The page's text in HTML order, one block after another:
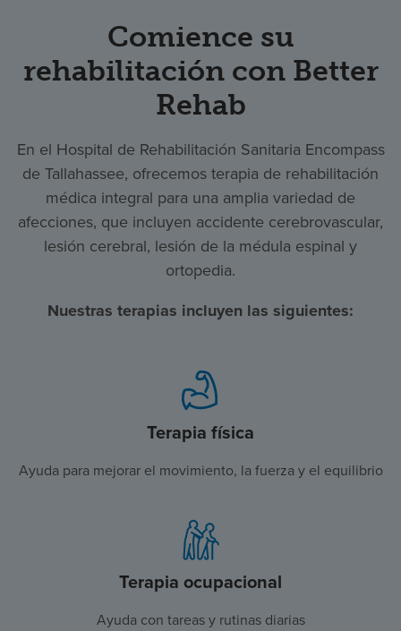
Comience su
rehabilitación con Better
Rehab
En el Hospital de Rehabilitación Sanitaria Encompass
de Tallahassee, ofrecemos terapia de rehabilitación
médica integral para una amplia variedad de
afecciones, que incluyen accidente cerebrovascular,
lesión cerebral, lesión de la médula espinal y
ortopedia.
Nuestras terapias incluyen las siguientes:
Terapia física
Ayuda para mejorar el movimiento, la fuerza y el equilibrio
Terapia ocupacional
Ayuda con tareas y rutinas diarias